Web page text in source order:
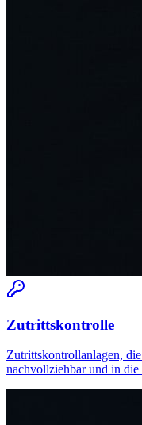
Zutrittskontrolle
Zutrittskontrollanlagen,
nachvollziehbar und in die